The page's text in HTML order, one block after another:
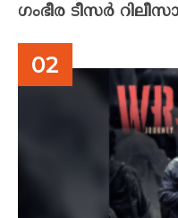
ഗംഭീര ടീസർ